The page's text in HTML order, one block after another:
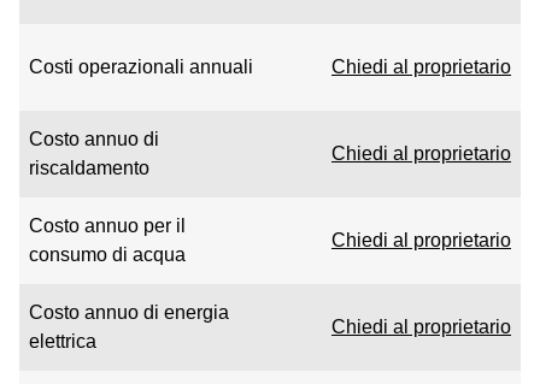
Costi operazionali annuali Chiedi al proprietario
Costo annuo di
riscaldamento
Chiedi al proprietario
Costo annuo per il
consumo di acqua
Chiedi al proprietario
Costo annuo di energia
elettrica
Chiedi al proprietario